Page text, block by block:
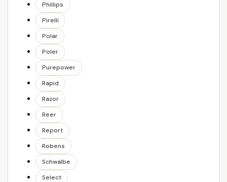
Phillips
Pirelli
Polar
Poler
Purepower
Rapid
Razor
Reer
Report
Robens
Schwalbe
Select